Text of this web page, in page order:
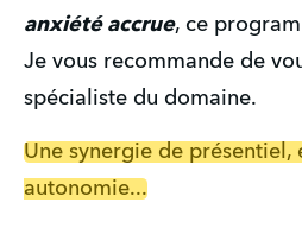
anxiété accrue, ce
Je vous recommande de
spécialiste du domaine.
Une synergie de présentiel,
autonomie...